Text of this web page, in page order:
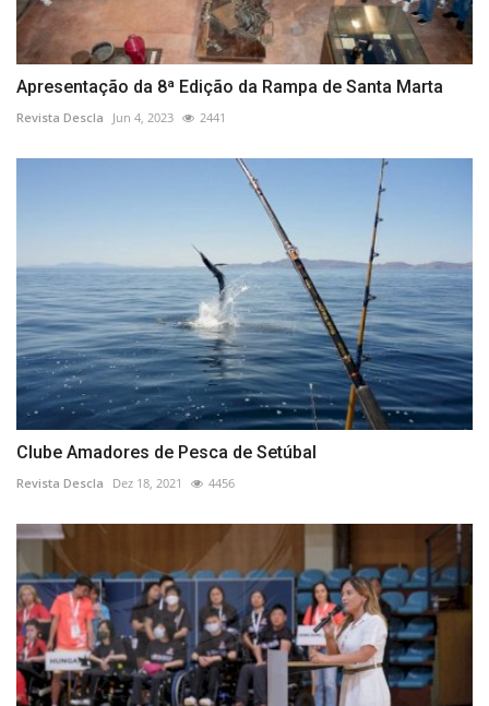
Apresentação da 8ª Edição da Rampa de Santa Marta
Revista Descla Jun 4, 2023 2441
Clube Amadores de Pesca de Setúbal
Revista Descla Dez 18, 2021 4456